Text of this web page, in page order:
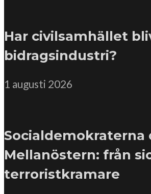
Har civilsamhället
bidragsindustri?
1 augusti 2026
Socialdemokraterna
Mellanöstern: från
terroristkramare